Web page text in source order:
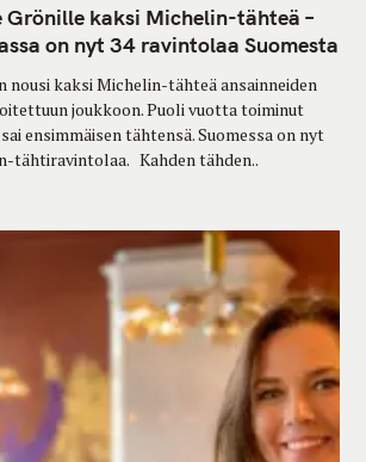
Grönille kaksi Michelin-tähteä –
on nyt 34 ravintolaa Suomesta
nousi kaksi Michelin-tähteä ansainneiden
joukkoon. Puoli vuotta toiminut
ensimmäisen tähtensä. Suomessa on nyt
tähtiravintolaa. Kahden tähden..